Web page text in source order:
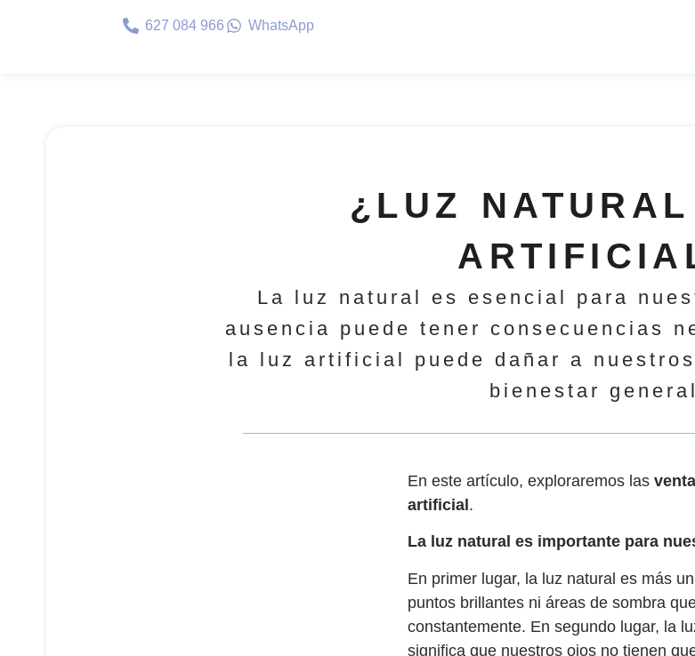
627 084 966 WhatsApp
¿LUZ
La luz natural es esencial para
ausencia puede tener consecuencias
la luz artificial puede dañar a
bienestar
En este artículo, exploraremos las
artificial .
La luz natural es importante para
En primer lugar, la luz natural es más
puntos brillantes ni áreas de sombra
constantemente. En segundo lugar, la
significa que nuestros ojos no tienen